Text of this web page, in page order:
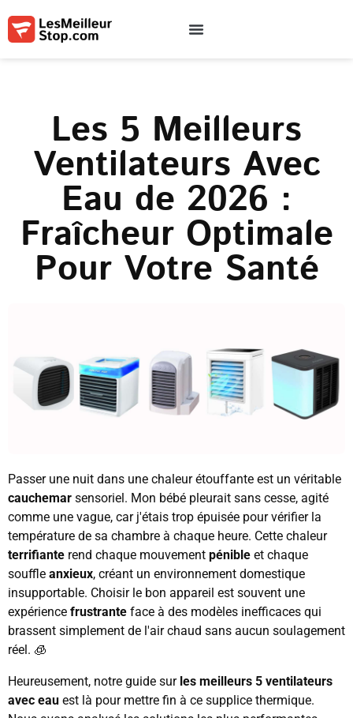
Les 5 Meilleurs
Ventilateurs Avec
Eau de 2026 :
Fraîcheur Optimale
Pour Votre Santé
Passer une nuit dans une chaleur étouffante est un véritable
cauchemar sensoriel. Mon bébé pleurait sans cesse, agité
comme une vague, car j'étais trop épuisée pour vérifier la
température de sa chambre à chaque heure. Cette chaleur
terrifiante rend chaque mouvement pénible et chaque
souffle anxieux, créant un environnement domestique
insupportable. Choisir le bon appareil est souvent une
expérience frustrante face à des modèles inefficaces qui
brassent simplement de l'air chaud sans aucun soulagement
réel. 🧊
Heureusement, notre guide sur les meilleurs 5 ventilateurs
avec eau est là pour mettre fin à ce supplice thermique.